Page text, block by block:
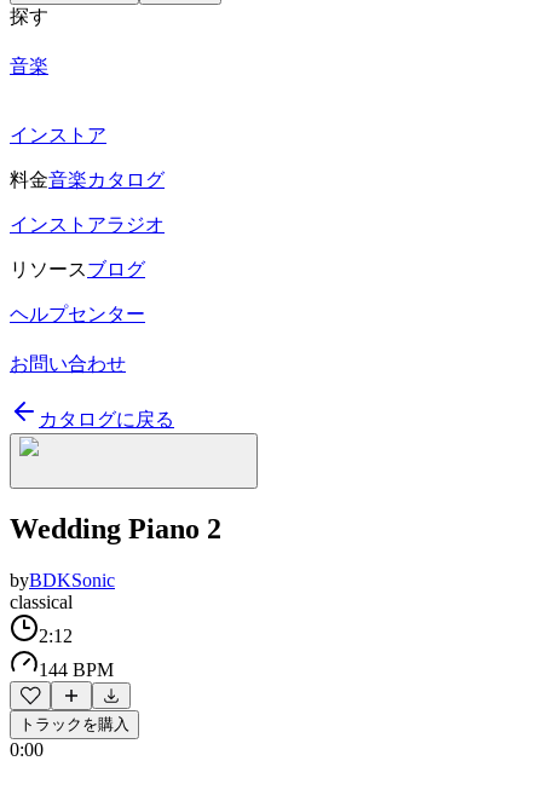
探す
音楽
インストア
料金音楽カタログ
インストアラジオ
リソースブログ
ヘルプセンター
お問い合わせ
カタログに戻る
Wedding Piano 2
byBDKSonic
classical
2:12
144 BPM
トラックを購入
0:00